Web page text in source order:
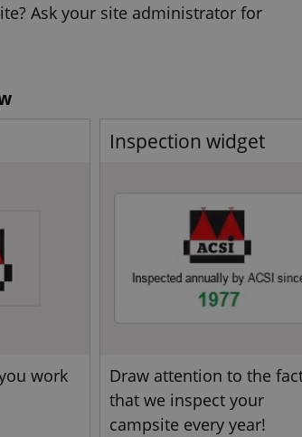
Ask your site administrator for
work
Inspection widget
Draw attention to the
that we inspect your
campsite every year!